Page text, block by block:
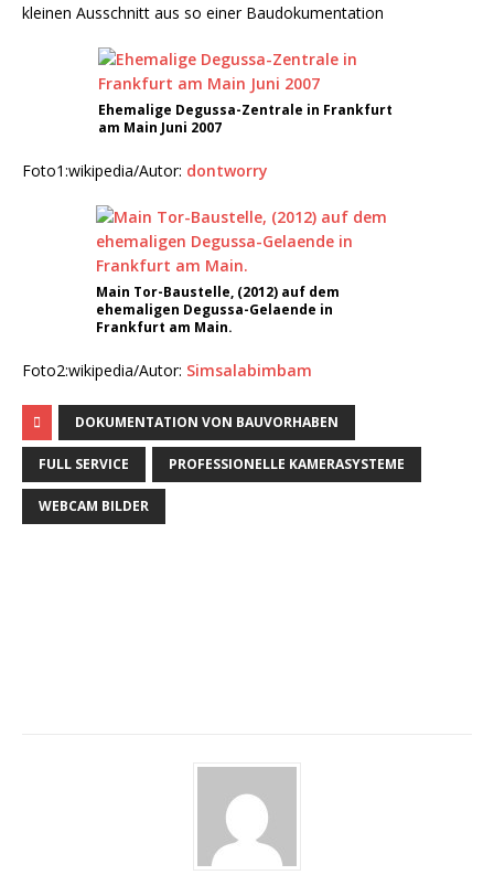
kleinen Ausschnitt aus so einer Baudokumentation
Ehemalige Degussa-Zentrale in Frankfurt
am Main Juni 2007
Foto1:wikipedia/Autor: dontworry
Main Tor-Baustelle, (2012) auf dem
ehemaligen Degussa-Gelaende in
Frankfurt am Main.
Foto2:wikipedia/Autor: Simsalabimbam
DOKUMENTATION VON BAUVORHABEN
FULL SERVICE PROFESSIONELLE KAMERASYSTEME
WEBCAM BILDER